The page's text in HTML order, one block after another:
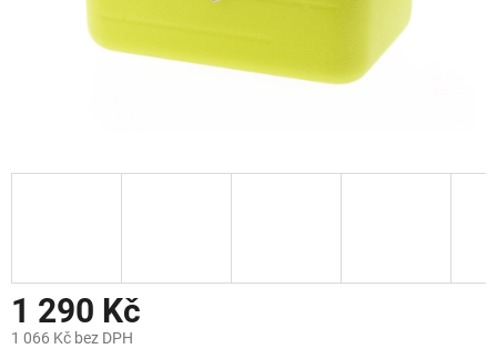
1 290 Kč
1 066 Kč bez DPH